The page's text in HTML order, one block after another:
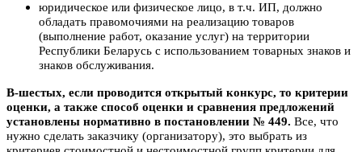
юридическое или физическое лицо, в т.ч. ИП, должно
обладать правомочиями на реализацию товаров
(выполнение работ, оказание услуг) на территории
Республики Беларусь с использованием товарных знаков и
знаков обслуживания.
В-шестых, если проводится открытый конкурс, то критерии
оценки, а также способ оценки и сравнения предложений
установлены нормативно в постановлении № 449. Все, что
нужно сделать заказчику (организатору), это выбрать из